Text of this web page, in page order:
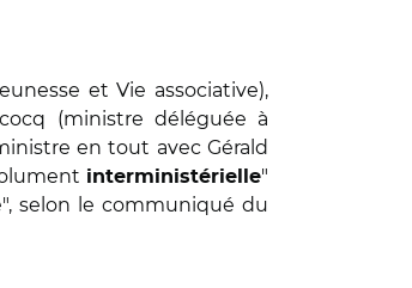
et Vie associative),
(ministre déléguée à
en tout avec Gérald
interministérielle"
selon le communiqué du